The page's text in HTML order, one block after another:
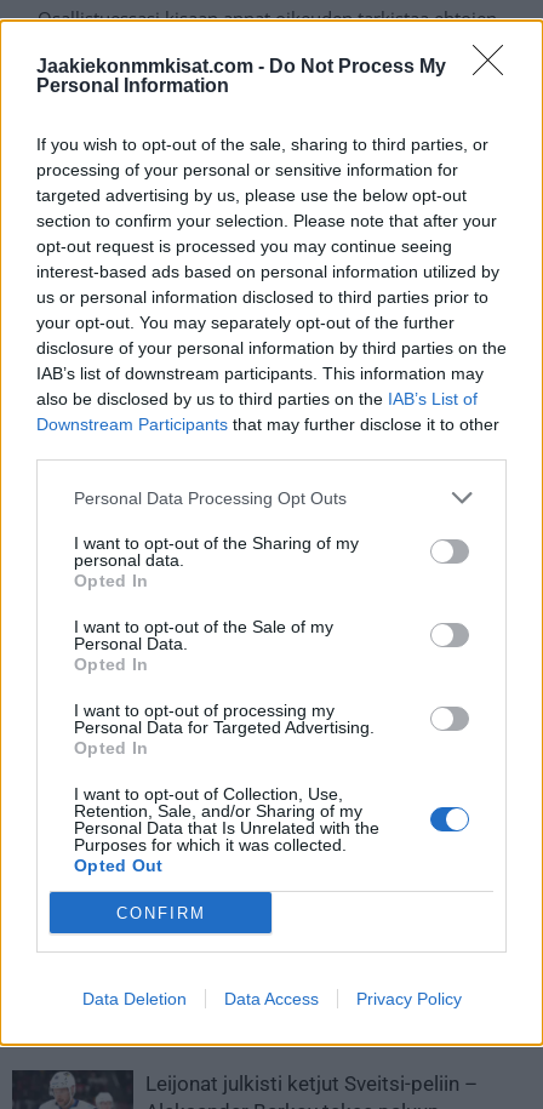
Jaakiekonmmkisat.com - Do Not Process My
Personal Information
If you wish to opt-out of the sale, sharing to third parties, or
processing of your personal or sensitive information for
targeted advertising by us, please use the below opt-out
section to confirm your selection. Please note that after your
opt-out request is processed you may continue seeing
interest-based ads based on personal information utilized by
us or personal information disclosed to third parties prior to
your opt-out. You may separately opt-out of the further
disclosure of your personal information by third parties on the
IAB’s list of downstream participants. This information may
also be disclosed by us to third parties on the IAB’s List of
Downstream Participants that may further disclose it to other
Personal Data Processing Opt Outs
I want to opt-out of the Sharing of my
personal data.
Opted In
I want to opt-out of the Sale of my
Personal Data.
Opted In
I want to opt-out of processing my
Personal Data for Targeted Advertising.
Opted In
I want to opt-out of Collection, Use,
Retention, Sale, and/or Sharing of my
Personal Data that Is Unrelated with the
Purposes for which it was collected.
Opted Out
CONFIRM
Data Deletion Data Access Privacy Policy
Osallistuessasi kisaan annat oikeuden tarkistaa ehtojen
Palkinnot tulee vastaanottaa 72 tuntia ilmoituksesta. Mikäli
seuraavaksi parhaimmalle veikkaajalle.
Palkintoa ei voi muuttaa rahaksi.
Osallistumisaikaa on 22.05. klo 16:15 asti.
SUPERKISAAN OSALLISTUMINEN ON PÄÄTTYNYT.
Voittajiin ollaan yhteydessä MM-kisojen finaalin
ratkettua.
Palkinnot:
55” 4K TV (arvo noin 1000€)
500€ Verkkokauppa.com -lahjakortti
Unibet-tuotepaketti
Edellinen artikkeli
historiaa MM-kisoissa?
Leijonat julkisti ketjut Sveitsi-peliin –